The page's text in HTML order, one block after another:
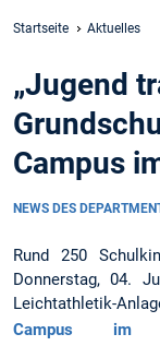
Startseite Aktuelles
„Jugend
Campus
NEWS DES
Rund 250
Donnerstag, 04.
Leichtathletik-
Campus im